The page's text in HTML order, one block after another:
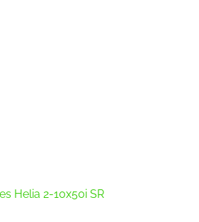
Helia 2-10x50i SR